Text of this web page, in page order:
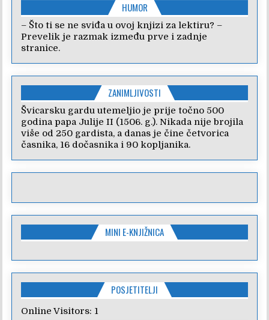
HUMOR
– Što ti se ne sviđa u ovoj knjizi za lektiru? –
Prevelik je razmak između prve i zadnje
stranice.
ZANIMLJIVOSTI
Švicarsku gardu utemeljio je prije točno 500
godina papa Julije II (1506. g.). Nikada nije brojila
više od 250 gardista, a danas je čine četvorica
časnika, 16 dočasnika i 90 kopljanika.
MINI E-KNJIŽNICA
POSJETITELJI
Online Visitors: 1